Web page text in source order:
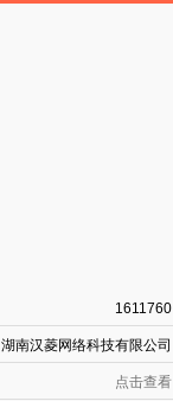
1611760
湖南汉菱网络科技有限公司
点击查看